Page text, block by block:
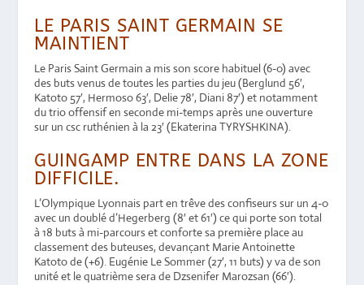
LE PARIS SAINT GERMAIN SE
MAINTIENT
Le Paris Saint Germain a mis son score habituel (6-0) avec
des buts venus de toutes les parties du jeu (Berglund 56′,
Katoto 57′, Hermoso 63′, Delie 78′, Diani 87′) et notamment
du trio offensif en seconde mi-temps après une ouverture
sur un csc ruthénien à la 23′ (Ekaterina TYRYSHKINA).
GUINGAMP ENTRE DANS LA ZONE
DIFFICILE.
L’Olympique Lyonnais part en trêve des confiseurs sur un 4-0
avec un doublé d’Hegerberg (8′ et 61′) ce qui porte son total
à 18 buts à mi-parcours et conforte sa première place au
classement des buteuses, devançant Marie Antoinette
Katoto de (+6). Eugénie Le Sommer (27′, 11 buts) y va de son
unité et le quatrième sera de Dzsenifer Marozsan (66′).